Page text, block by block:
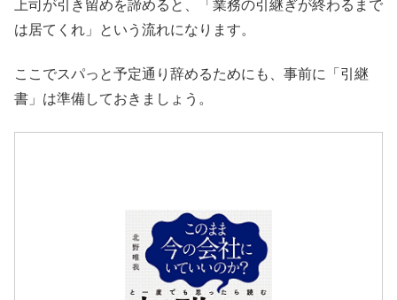
上司が引き留めを諦めると、「業務の引継ぎが終わるまで
は居てくれ」という流れになります。
ここでスパっと予定通り辞めるためにも、事前に「引継
書」は準備しておきましょう。